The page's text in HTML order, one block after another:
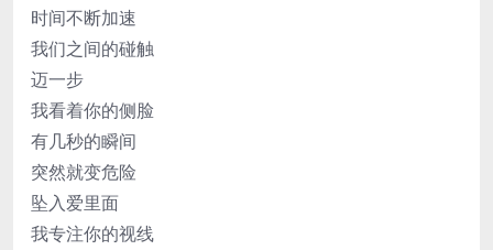
时间不断加速
我们之间的碰触
迈一步
我看着你的侧脸
有几秒的瞬间
突然就变危险
坠入爱里面
我专注你的视线